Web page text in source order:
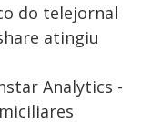
do telejornal
atingiu
Analytics -